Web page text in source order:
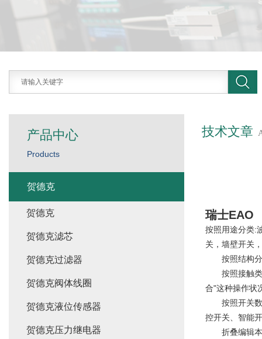
技术文章
瑞士EAO
按照用途分类:
关，墙壁开关
按照结构分
按照接触类
合"这种操作状
按照开关数
控开关、智能
折叠编辑本
产品中心
Products
贺德克
贺德克
贺德克滤芯
贺德克过滤器
贺德克阀体线圈
贺德克液位传感器
贺德克压力继电器